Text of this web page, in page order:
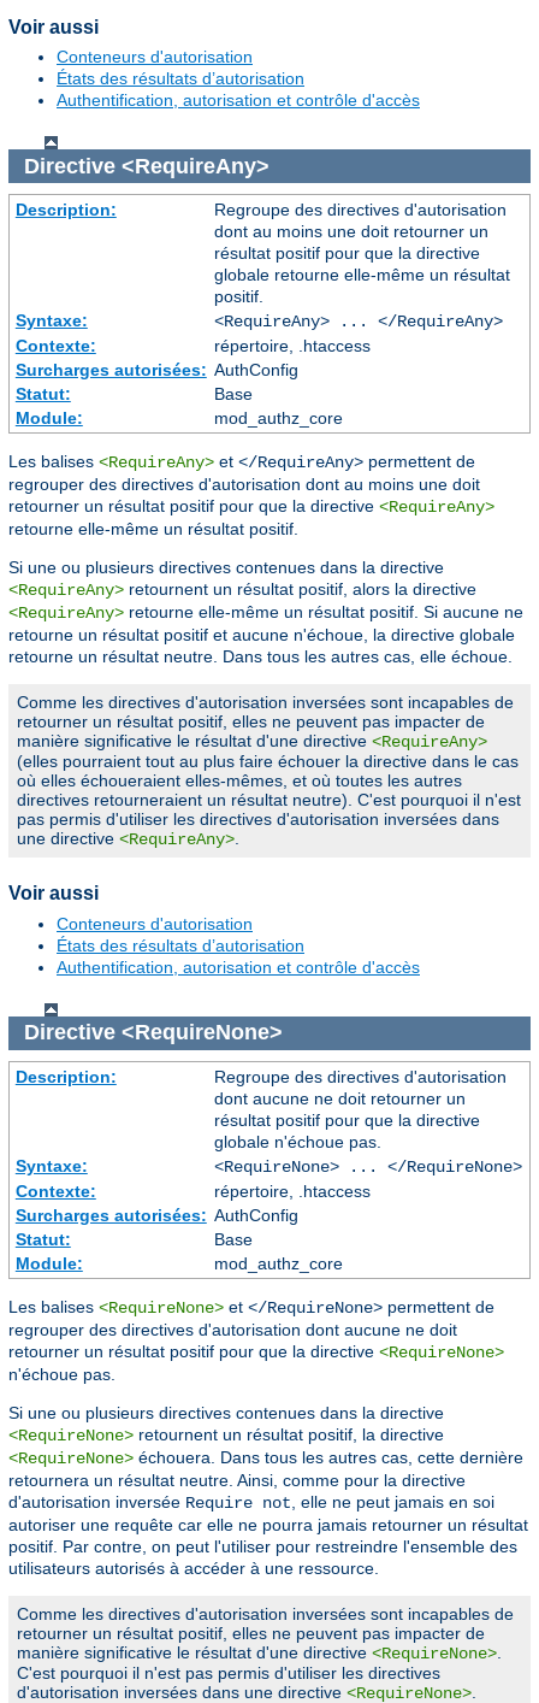
Voir aussi
Conteneurs d'autorisation
États des résultats d’autorisation
Authentification, autorisation et contrôle d'accès
Directive <RequireAny>
Description:
Regroupe des directives d'autorisation
dont au moins une doit retourner un
résultat positif pour que la directive
globale retourne elle-même un résultat
positif.
Syntaxe:
<RequireAny> ... </RequireAny>
Contexte:
répertoire, .htaccess
Surcharges autorisées: AuthConfig
Statut:
Base
Module:
mod_authz_core
Les balises <RequireAny> et </RequireAny> permettent de
regrouper des directives d'autorisation dont au moins une doit
retourner un résultat positif pour que la directive <RequireAny>
retourne elle-même un résultat positif.
Si une ou plusieurs directives contenues dans la directive
<RequireAny> retournent un résultat positif, alors la directive
<RequireAny> retourne elle-même un résultat positif. Si aucune ne
retourne un résultat positif et aucune n'échoue, la directive globale
retourne un résultat neutre. Dans tous les autres cas, elle échoue.
Comme les directives d'autorisation inversées sont incapables de
retourner un résultat positif, elles ne peuvent pas impacter de
manière significative le résultat d'une directive <RequireAny>
(elles pourraient tout au plus faire échouer la directive dans le cas
où elles échoueraient elles-mêmes, et où toutes les autres
directives retourneraient un résultat neutre). C'est pourquoi il n'est
pas permis d'utiliser les directives d'autorisation inversées dans
une directive <RequireAny>.
Voir aussi
Conteneurs d'autorisation
États des résultats d’autorisation
Authentification, autorisation et contrôle d'accès
Directive <RequireNone>
Description:
Regroupe des directives d'autorisation
dont aucune ne doit retourner un
résultat positif pour que la directive
globale n'échoue pas.
Syntaxe:
<RequireNone> ... </RequireNone>
Contexte:
répertoire, .htaccess
Surcharges autorisées: AuthConfig
Statut:
Base
Module:
mod_authz_core
Les balises <RequireNone> et </RequireNone> permettent de
regrouper des directives d'autorisation dont aucune ne doit
retourner un résultat positif pour que la directive <RequireNone>
n'échoue pas.
Si une ou plusieurs directives contenues dans la directive
<RequireNone> retournent un résultat positif, la directive
<RequireNone> échouera. Dans tous les autres cas, cette dernière
retournera un résultat neutre. Ainsi, comme pour la directive
d'autorisation inversée Require not , elle ne peut jamais en soi
autoriser une requête car elle ne pourra jamais retourner un résultat
positif. Par contre, on peut l'utiliser pour restreindre l'ensemble des
utilisateurs autorisés à accéder à une ressource.
Comme les directives d'autorisation inversées sont incapables de
retourner un résultat positif, elles ne peuvent pas impacter de
manière significative le résultat d'une directive <RequireNone>
C'est pourquoi il n'est pas permis d'utiliser les directives
d'autorisation inversées dans une directive <RequireNone>